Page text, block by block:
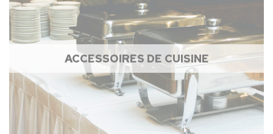
ACCESSOIRES DE CUISINE